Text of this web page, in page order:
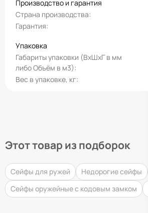
Производство и гарантия
Страна производства
Гарантия
Упаковка
Габариты упаковки (ВхШхГ в мм
либо Объём в м3)
Вес в упаковке, кг
Этот товар из подборок
Сейфы для ружей Недорогие сейфы
Сейфы оружейные с кодовым замком